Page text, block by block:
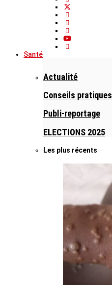
Santé
Actualité
Conseils pratiques
Publi-reportage
ELECTIONS 2025
Les plus récents